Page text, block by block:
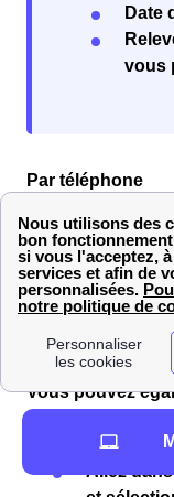
Date
vous
Par téléphone
client Engieau
08h00 à 21h00
(numéro gratuit).
dans vos
(80200).
En ligne
Vous pouvez
Accédez
Allez